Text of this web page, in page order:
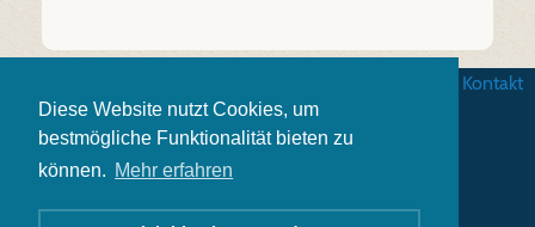
Diese Website nutzt Cookies, um
bestmögliche Funktionalität bieten zu
können. Mehr erfahren
Kontakt